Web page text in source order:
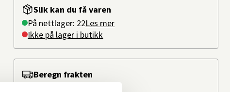
Slik kan du få varen
På nettlager: 22Les mer
Ikke på lager i butikk
Beregn frakten